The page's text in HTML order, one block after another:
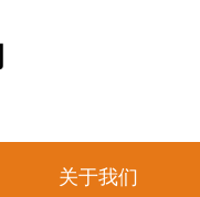
关于我们